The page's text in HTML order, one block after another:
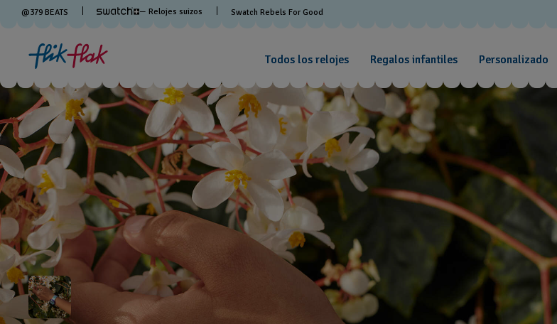
@379 BEATS — Relojes suizos Swatch Rebels For Good
Todos los relojes Regalos infantiles Personalizado